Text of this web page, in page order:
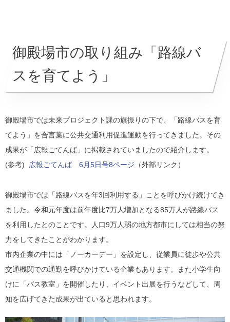
御殿場市の取り組み「路線バ
スを育てよう」
御殿場市では未来プロジェクト課の旗振りの下で、「路線バスを育
てよう」を合言葉に公共交通利用促進運動を行ってきました。その
成果が「広報ごてんば」に掲載されていましたので紹介します。
(参考) 広報ごてんば 6月5日号8ページ （外部リンク）
御殿場市では「路線バスを年3回利用する」ことを呼びかけ続けてき
ました。令和元年度は前年度比7万人増加となる85万人が路線バス
を利用したとのことです。人口9万人弱の地方都市にしては相当の努
力をしてきたことがわかります。
市内企業の中には「ノーカーデー」を設定し、従業員に徒歩や公共
交通機関での通勤を呼びかけている企業もあります。また小学生向
けに「バス教室」を開催したり、イベント出展を行うなどして、周
知を広げてきた成果が出ていると思われます。